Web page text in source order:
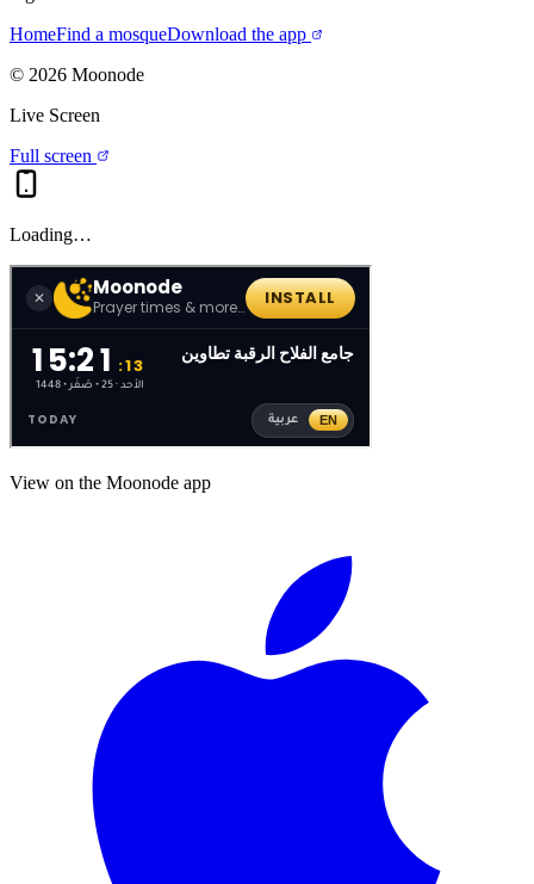
HomeFind a mosqueDownload the app
© 2026 Moonode
Live Screen
Full screen
Loading…
View on the Moonode app